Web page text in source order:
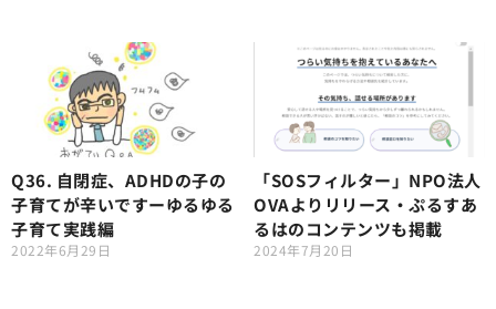
Q36. 自閉症、ADHDの子の
子育てが辛いですーゆるゆる
子育て実践編
2022年6月29日
「SOSフィルター」NPO法人
OVAよりリリース・ぷるすあ
るはのコンテンツも掲載
2024年7月20日